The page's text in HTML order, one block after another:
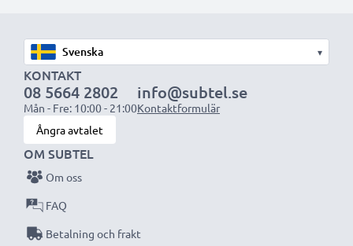
✔ Hemmabio- och ljudsystem
✔ Spelkonsoler
✔ TV-apparater & projektorer
✔ DVD- & Blu-ray-spelare
✔ Subwoofers & förstärkare
Uppgradera din ljud- och bildupplevelse med våra
högkvalitativa RCA-kablar från subtel – beställ nu
▾
KONTAKT
08 5664 2802
Mån - Fre: 10:00 - 21:00
info@subtel.se
Kontaktformulär
Ångra avtalet
OM SUBTEL
Om oss
FAQ
Betalning och frakt